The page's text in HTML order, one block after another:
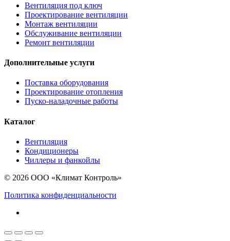
Вентиляция под ключ
Проектирование вентиляции
Монтаж вентиляции
Обслуживание вентиляции
Ремонт вентиляции
Дополнительные услуги
Поставка оборудования
Проектирование отопления
Пуско-наладочные работы
Каталог
Вентиляция
Кондиционеры
Чиллеры и фанкойлы
© 2026 ООО «Климат Контроль»
Политика конфиденциальности